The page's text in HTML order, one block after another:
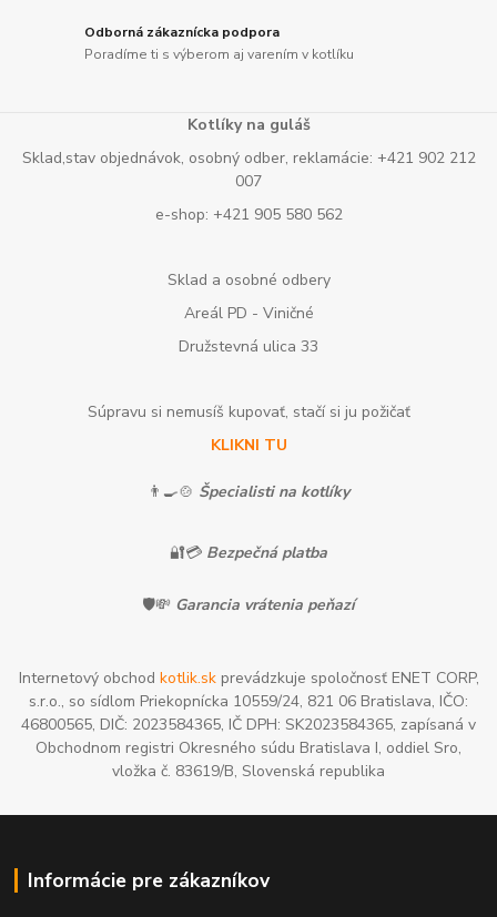
Odborná zákaznícka podpora
Poradíme ti s výberom aj varením v kotlíku
Kotlíky na guláš
Sklad,stav objednávok, osobný odber, reklamácie: +421 902 212
007
e-shop: +421 905 580 562
Sklad a osobné odbery
Areál PD - Viničné
Družstevná ulica 33
Súpravu si nemusíš kupovať, stačí si ju požičať
KLIKNI TU
👨‍🍳🍲 Špecialisti na kotlíky
🔐💳 Bezpečná platba
🛡️💸 Garancia vrátenia peňazí
Internetový obchod kotlik.skprevádzkuje spoločnosť ENET CORP,
s.r.o., so sídlom Priekopnícka 10559/24, 821 06 Bratislava, IČO:
46800565, DIČ: 2023584365, IČ DPH: SK2023584365, zapísaná v
Obchodnom registri Okresného súdu Bratislava I, oddiel Sro,
vložka č. 83619/B, Slovenská republika
Informácie pre zákazníkov